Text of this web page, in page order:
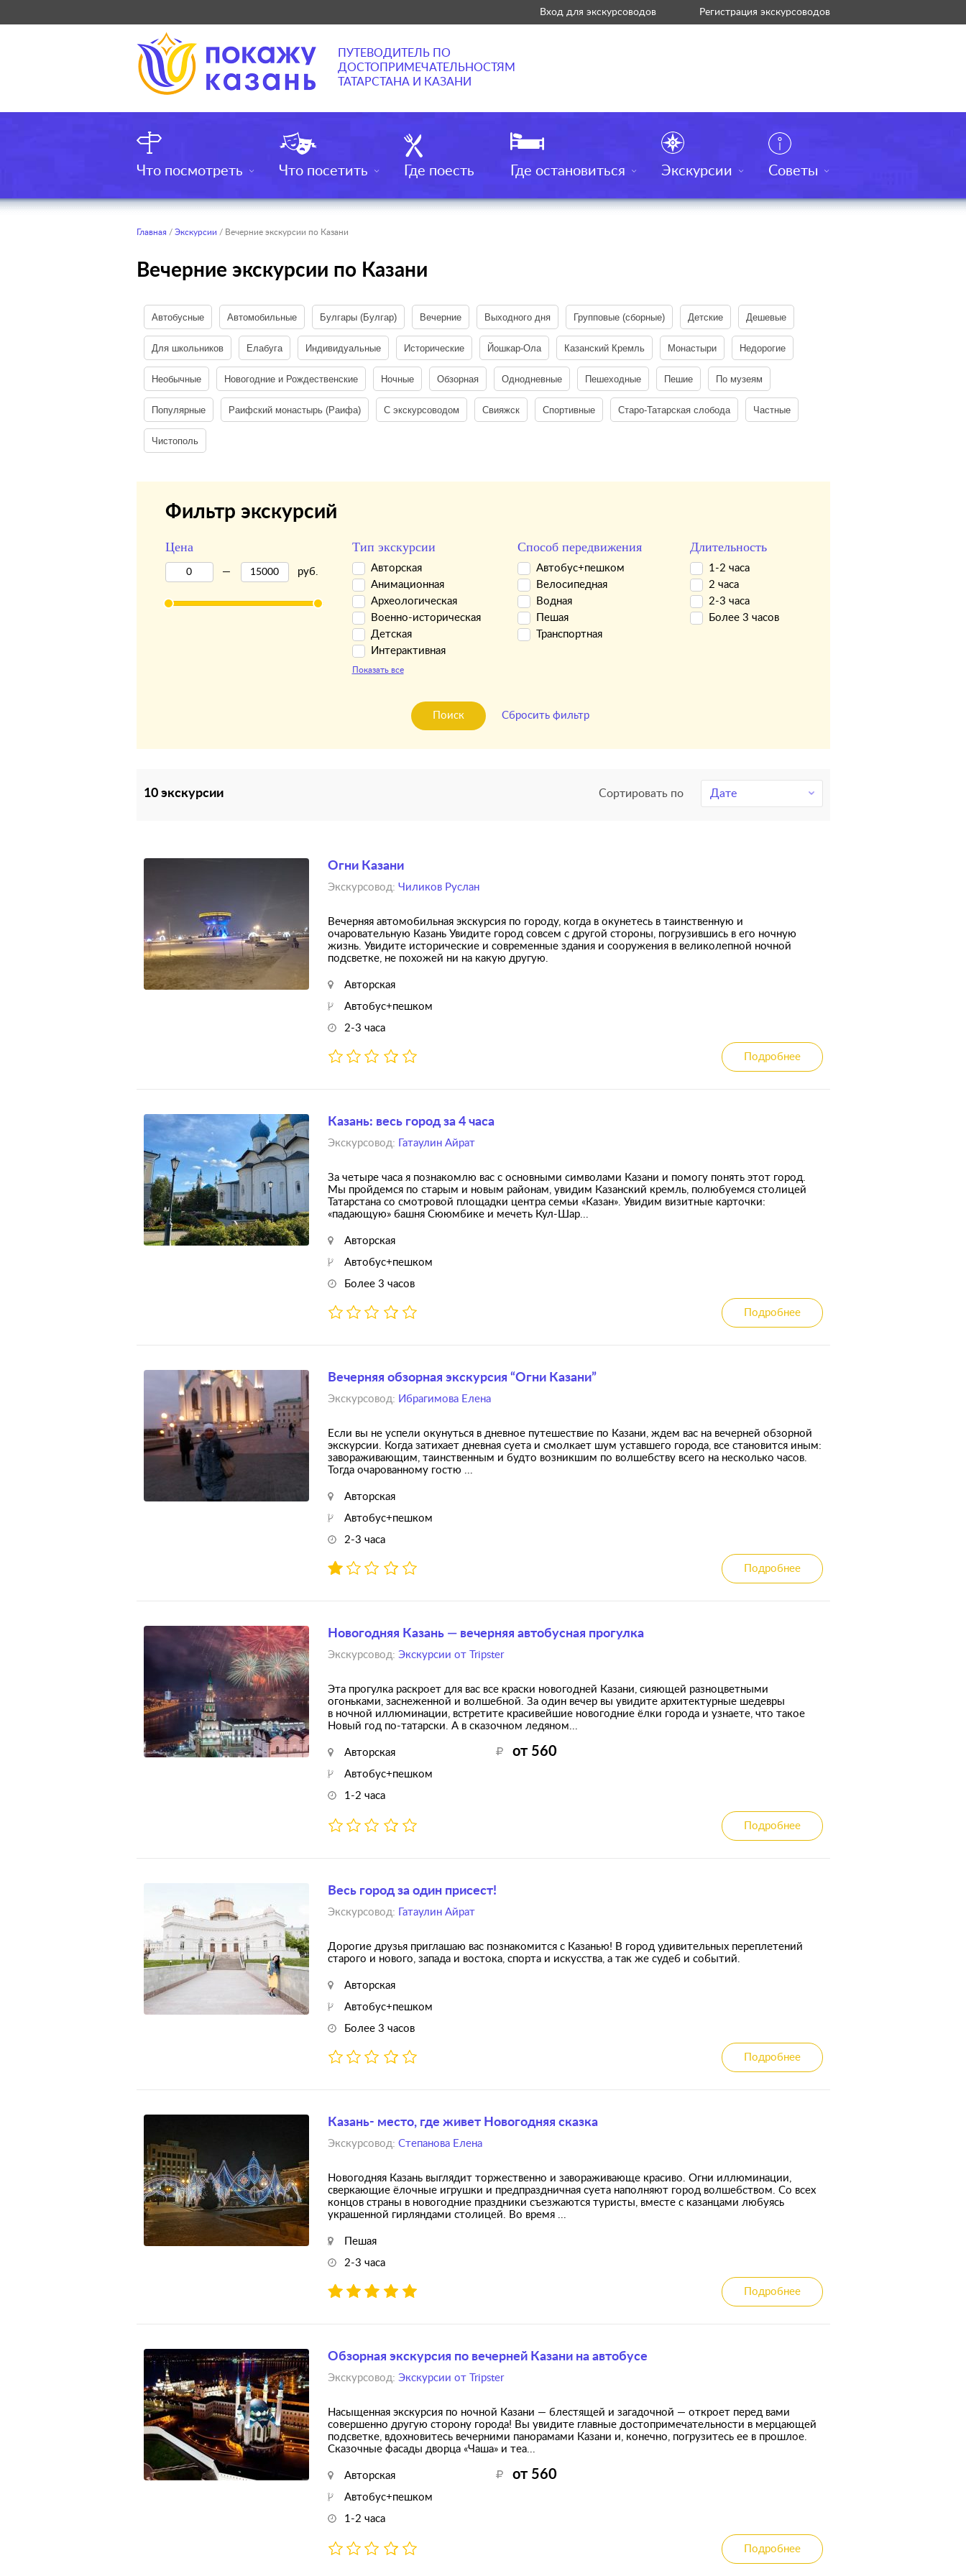
Вход для экскурсоводов Регистрация экскурсоводов
ПУТЕВОДИТЕЛЬ ПО
ДОСТОПРИМЕЧАТЕЛЬНОСТЯМ
ТАТАРСТАНА И КАЗАНИ
Что посмотреть Что посетить Где поесть Где остановиться Экскурсии Советы
Главная / Экскурсии / Вечерние экскурсии по Казани
Вечерние экскурсии по Казани
Автобусные Автомобильные Булгары (Булгар) Вечерние Выходного дня Групповые (сборные) Детские Дешевые
Для школьников Елабуга Индивидуальные Исторические Йошкар-Ола Казанский Кремль Монастыри Недорогие
Необычные Новогодние и Рождественские Ночные Обзорная Однодневные Пешеходные Пешие По музеям
Популярные Раифский монастырь (Раифа) С экскурсоводом Свияжск Спортивные Старо-Татарская слобода Частные
Чистополь
Фильтр экскурсий
Цена
— руб.
Тип экскурсии
Авторская
Анимационная
Археологическая
Военно-историческая
Детская
Интерактивная
Показать все
Способ передвижения
Автобус+пешком
Велосипедная
Водная
Пешая
Транспортная
Длительность
1-2 часа
2 часа
2-3 часа
Более 3 часов
Поиск Сбросить фильтр
10 экскурсии Сортировать по Дате
Огни Казани
Экскурсовод: Чиликов Руслан
Вечерняя автомобильная экскурсия по городу, когда в окунетесь в таинственную и
очаровательную Казань Увидите город совсем с другой стороны, погрузившись в его ночную
жизнь. Увидите исторические и современные здания и сооружения в великолепной ночной
подсветке, не похожей ни на какую другую.
Авторская
Автобус+пешком
2-3 часа
Подробнее
Казань: весь город за 4 часа
Экскурсовод: Гатаулин Айрат
За четыре часа я познакомлю вас с основными символами Казани и помогу понять этот город.
Мы пройдемся по старым и новым районам, увидим Казанский кремль, полюбуемся столицей
Татарстана со смотровой площадки центра семьи «Казан». Увидим визитные карточки:
«падающую» башня Сююмбике и мечеть Кул-Шар...
Авторская
Автобус+пешком
Более 3 часов
Подробнее
Вечерняя обзорная экскурсия “Огни Казани”
Экскурсовод: Ибрагимова Елена
Если вы не успели окунуться в дневное путешествие по Казани, ждем вас на вечерней обзорной
экскурсии. Когда затихает дневная суета и смолкает шум уставшего города, все становится иным:
завораживающим, таинственным и будто возникшим по волшебству всего на несколько часов.
Тогда очарованному гостю ...
Авторская
Автобус+пешком
2-3 часа
Подробнее
Новогодняя Казань — вечерняя автобусная прогулка
Экскурсовод: Экскурсии от Tripster
Эта прогулка раскроет для вас все краски новогодней Казани, сияющей разноцветными
огоньками, заснеженной и волшебной. За один вечер вы увидите архитектурные шедевры
в ночной иллюминации, встретите красивейшие новогодние ёлки города и узнаете, что такое
Новый год по-татарски. А в сказочном ледяном...
Авторская
Автобус+пешком
1-2 часа
от 560
Подробнее
Весь город за один присест!
Экскурсовод: Гатаулин Айрат
Дорогие друзья приглашаю вас познакомится с Казанью! В город удивительных переплетений
старого и нового, запада и востока, спорта и искусства, а так же судеб и событий.
Авторская
Автобус+пешком
Более 3 часов
Подробнее
Казань- место, где живет Новогодняя сказка
Экскурсовод: Степанова Елена
Новогодняя Казань выглядит торжественно и завораживающе красиво. Огни иллюминации,
сверкающие ёлочные игрушки и предпраздничная суета наполняют город волшебством. Со всех
концов страны в новогодние праздники съезжаются туристы, вместе с казанцами любуясь
украшенной гирляндами столицей. Во время ...
Пешая
2-3 часа
Подробнее
Обзорная экскурсия по вечерней Казани на автобусе
Экскурсовод: Экскурсии от Tripster
Насыщенная экскурсия по ночной Казани — блестящей и загадочной — откроет перед вами
совершенно другую сторону города! Вы увидите главные достопримечательности в мерцающей
подсветке, вдохновитесь вечерними панорамами Казани и, конечно, погрузитесь ее в прошлое.
Сказочные фасады дворца «Чаша» и теа...
Авторская
Автобус+пешком
1-2 часа
от 560
Подробнее